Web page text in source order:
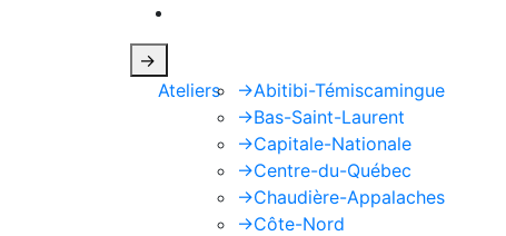
->
Ateliers
->Abitibi-Témiscamingue
->Bas-Saint-Laurent
->Capitale-Nationale
->Centre-du-Québec
->Chaudière-Appalaches
->Côte-Nord